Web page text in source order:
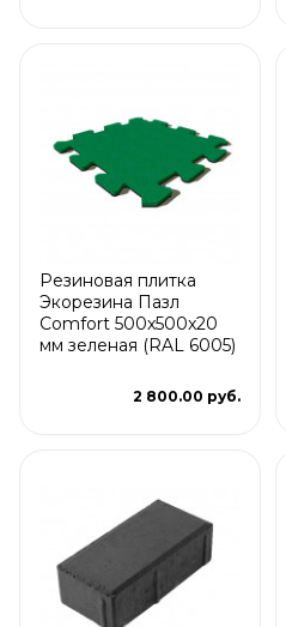
Резиновая плитка
Экорезина Пазл
Comfort 500x500x20
мм зеленая (RAL 6005)
2 800.00 руб.